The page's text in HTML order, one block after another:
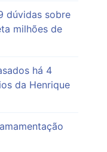
dúvidas sobre
milhões de
há 4
da Henrique